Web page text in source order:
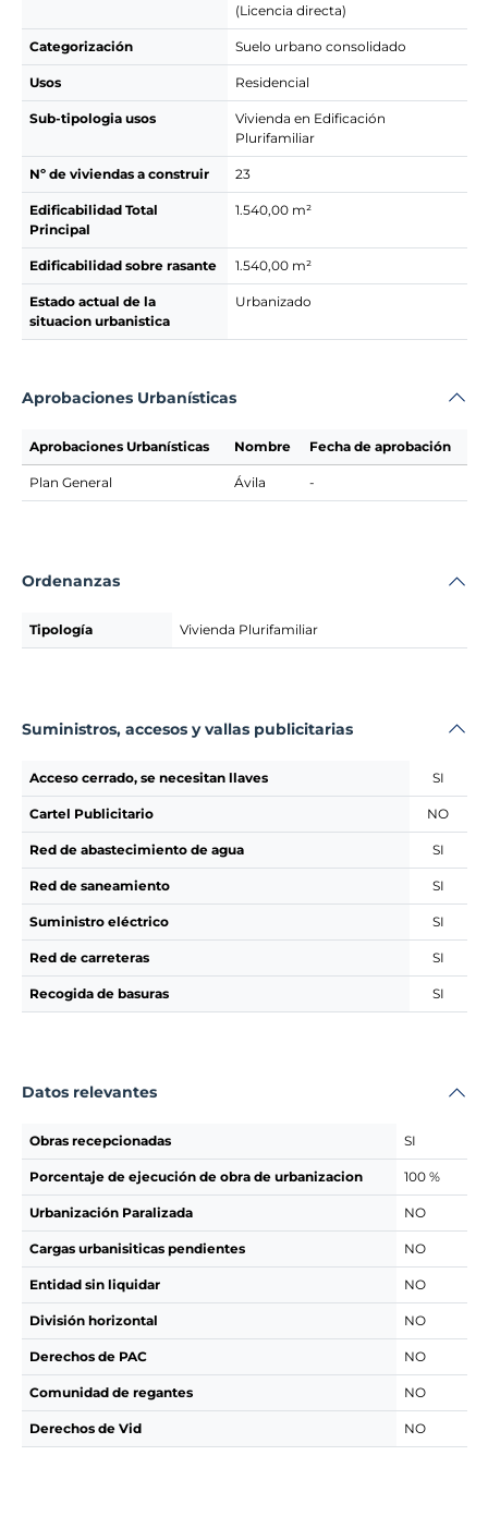
(Licencia directa)
Categorización Suelo urbano consolidado
Usos Residencial
Sub-tipologia usos
Vivienda en Edificación
Plurifamiliar
Nº de viviendas a construir 23
Edificabilidad Total
Principal
1.540,00 m²
Edificabilidad sobre rasante 1.540,00 m²
Estado actual de la
situacion urbanistica
Urbanizado
Aprobaciones Urbanísticas
Aprobaciones Urbanísticas Nombre Fecha de aprobación
Plan General Ávila -
Ordenanzas
Tipología Vivienda Plurifamiliar
Suministros, accesos y vallas publicitarias
Acceso cerrado, se necesitan llaves SI
Cartel Publicitario NO
Red de abastecimiento de agua SI
Red de saneamiento SI
Suministro eléctrico SI
Red de carreteras SI
Recogida de basuras SI
Datos relevantes
Obras recepcionadas SI
Porcentaje de ejecución de obra de urbanizacion 100 %
Urbanización Paralizada NO
Cargas urbanisiticas pendientes NO
Entidad sin liquidar NO
División horizontal NO
Derechos de PAC NO
Comunidad de regantes NO
Derechos de Vid NO